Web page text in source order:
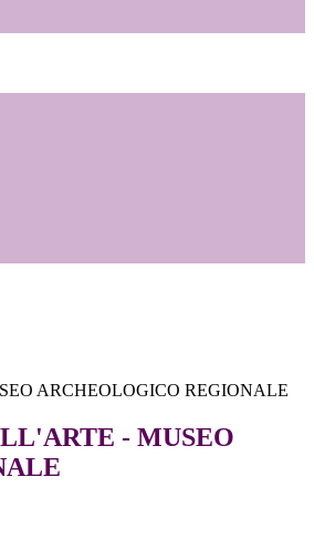
ARCHEOLOGICO REGIONALE
- MUSEO